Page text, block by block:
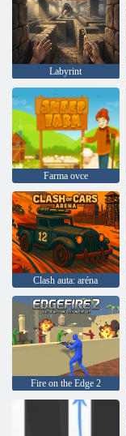
Labyrint
Farma ovce
Clash auta: aréna
Fire on the Edge 2